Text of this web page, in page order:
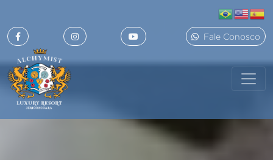
Fale Conosco